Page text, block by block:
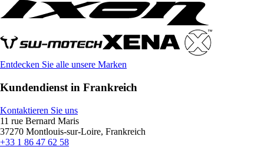
Entdecken Sie alle unsere Marken
Kundendienst in Frankreich
Kontaktieren Sie uns
11 rue Bernard Maris
37270 Montlouis-sur-Loire, Frankreich
+33 1 86 47 62 58